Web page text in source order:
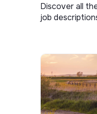
Discover all
job